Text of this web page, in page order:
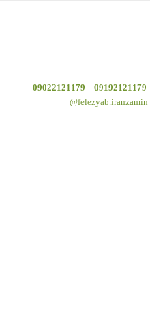
09192121179
-
09022121179
felezyab.iranzamin@